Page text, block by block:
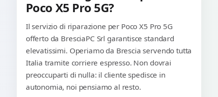
Poco X5 Pro 5G?
Il servizio di riparazione per Poco X5 Pro 5G
offerto da BresciaPC Srl garantisce standard
elevatissimi. Operiamo da Brescia servendo tutta
Italia tramite corriere espresso. Non dovrai
preoccuparti di nulla: il cliente spedisce in
autonomia, noi pensiamo al resto.